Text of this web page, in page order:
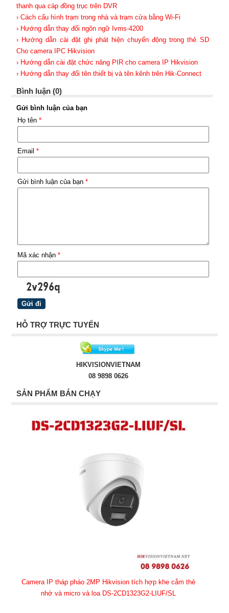
thanh qua cáp đồng trục trên DVR
› Cách cấu hình trạm trong nhà và trạm cửa bằng Wi-Fi
› Hướng dẫn thay đổi ngôn ngữ Ivms-4200
› Hướng dẫn cài đặt ghi phát hiện chuyển động trong thẻ SD
Cho camera IPC Hikvision
› Hướng dẫn cài đặt chức năng PIR cho camera IP Hikvision
› Hướng dẫn thay đổi tên thiết bị và tên kênh trên Hik-Connect
Bình luận (0)
Gửi bình luận của bạn
Họ tên *
Email *
Gửi bình luận của bạn *
Mã xác nhận *
HỖ TRỢ TRỰC TUYẾN
HIKVISIONVIETNAM
08 9898 0626
SẢN PHẨM BÁN CHẠY
Camera IP tháp pháo 2MP Hikvision tích hợp khe cắm thẻ
nhớ và micro và loa DS-2CD1323G2-LIUF/SL